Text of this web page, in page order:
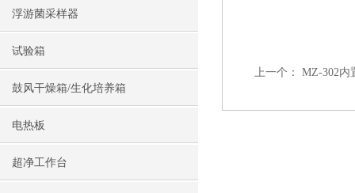
浮游菌采样器
试验箱
鼓风干燥箱/生化培养箱
电热板
超净工作台
上一个： MZ-302内